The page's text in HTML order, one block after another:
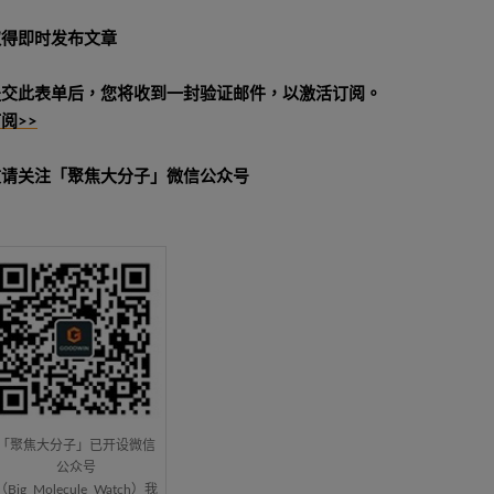
即时发布文章
此表单后，您将收到一封验证邮件，以激活订阅。
>>
关注「聚焦大分子」微信公众号
聚焦大分子」已开设微信
公众号
Big_Molecule_Watch）我